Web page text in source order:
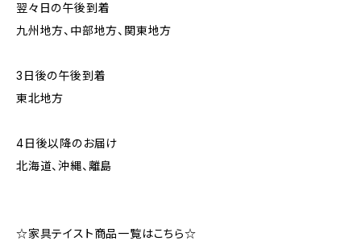
翌々日の午後到着
九州地方、中部地方、関東地方
3日後の午後到着
東北地方
4日後以降のお届け
北海道、沖縄、離島
☆家具テイスト商品一覧はこちら☆